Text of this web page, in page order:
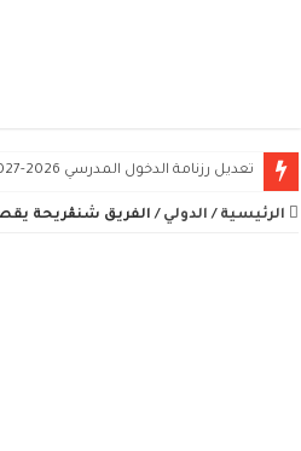
تعديل رزنامة الدخول المدرسي 2026-2027 في الجزائر.. هذه هي المواعيد الجديدة
الرئيسية / الدولي / الفريق شنڨريحة